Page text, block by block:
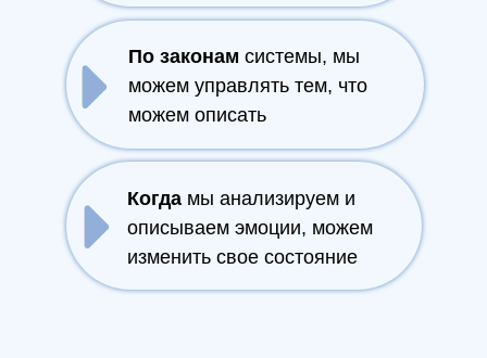
По законам системы, мы
можем управлять тем, что
можем описать
Когда мы анализируем и
описываем эмоции, можем
изменить свое состояние